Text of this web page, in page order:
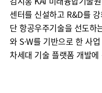
센터를 신설하고 R&D를
단 항공우주기술을 선도하
와 S·W를 기반으로 한 사
차세대 기술 플랫폼 개발